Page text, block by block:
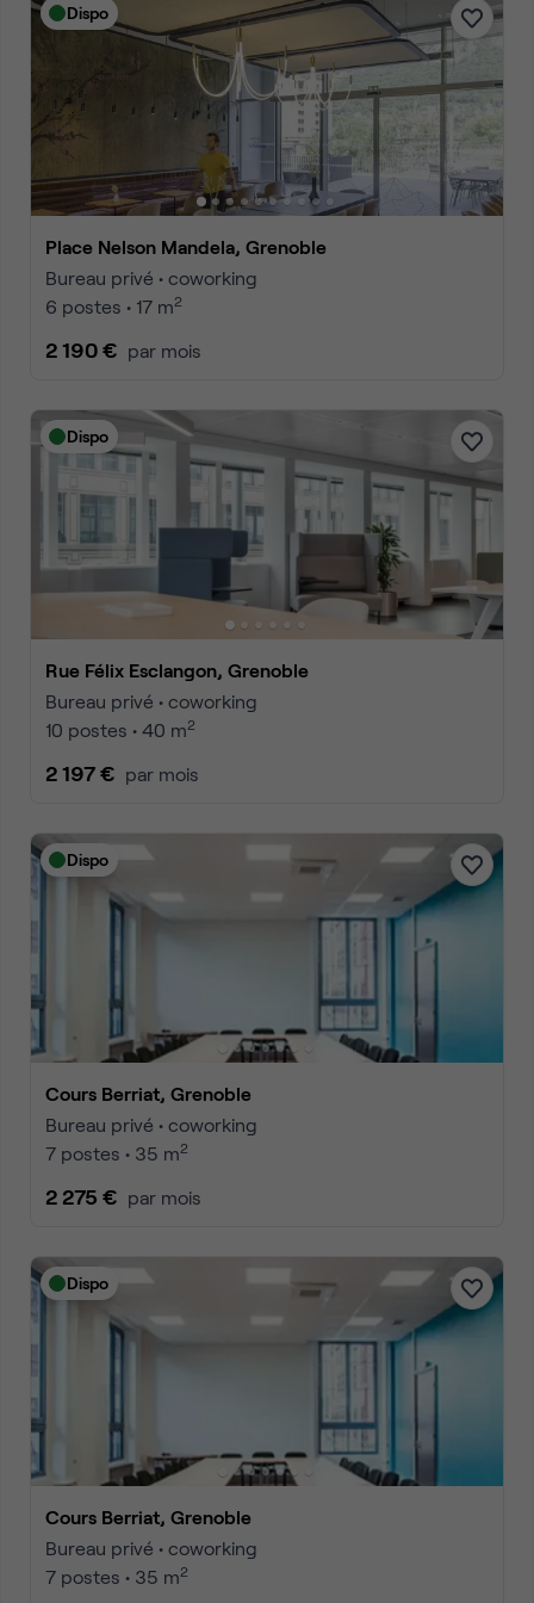
Dispo
Place Nelson Mandela, Grenoble
Bureau privé • coworking
6 postes • 17 m2
2 190 € par mois
Dispo
Rue Félix Esclangon, Grenoble
Bureau privé • coworking
10 postes • 40 m2
2 197 € par mois
Dispo
Cours Berriat, Grenoble
Bureau privé • coworking
7 postes • 35 m2
2 275 € par mois
Dispo
Cours Berriat, Grenoble
Bureau privé • coworking
7 postes • 35 m2